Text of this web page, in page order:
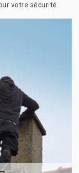
votre sécurité.